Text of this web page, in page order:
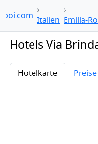
Italien
Hotels Via
Hotelkarte